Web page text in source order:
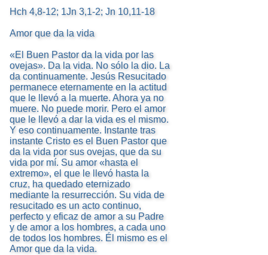
Hch 4,8-12; 1Jn 3,1-2; Jn 10,11-18
Amor que da la vida
«El Buen Pastor da la vida por las
ovejas». Da la vida. No sólo la dio. La
da continuamente. Jesús Resucitado
permanece eternamente en la actitud
que le llevó a la muerte. Ahora ya no
muere. No puede morir. Pero el amor
que le llevó a dar la vida es el mismo.
Y eso continuamente. Instante tras
instante Cristo es el Buen Pastor que
da la vida por sus ovejas, que da su
vida por mí. Su amor «hasta el
extremo», el que le llevó hasta la
cruz, ha quedado eternizado
mediante la resurrección. Su vida de
resucitado es un acto continuo,
perfecto y eficaz de amor a su Padre
y de amor a los hombres, a cada uno
de todos los hombres. Él mismo es el
Amor que da la vida.